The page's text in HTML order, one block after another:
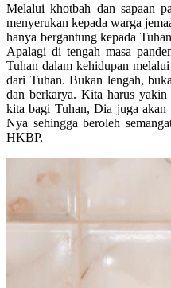
Melalui khotbah dan sapaan
menyerukan kepada warga
hanya bergantung kepada
Apalagi di tengah masa
Tuhan dalam kehidupan
dari Tuhan. Bukan lengah,
dan berkarya. Kita harus
kita bagi Tuhan, Dia juga akan
Nya sehingga beroleh
HKBP.